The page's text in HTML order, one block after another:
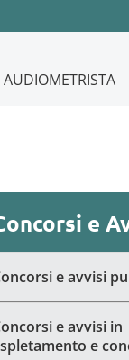
e
e avvisi
e avvisi in
e